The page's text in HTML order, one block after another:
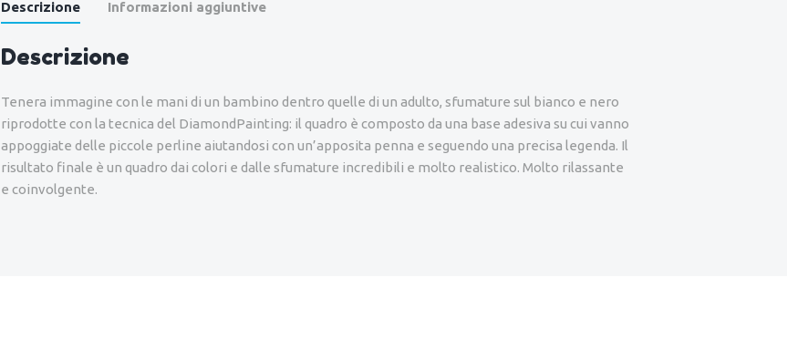
Descrizione Informazioni aggiuntive
Descrizione
Tenera immagine con le mani di un bambino dentro quelle di un adulto, sfumature sul bianco e nero
riprodotte con la tecnica del DiamondPainting: il quadro è composto da una base adesiva su cui vanno
appoggiate delle piccole perline aiutandosi con un’apposita penna e seguendo una precisa legenda. Il
risultato finale è un quadro dai colori e dalle sfumature incredibili e molto realistico. Molto rilassante
e coinvolgente.